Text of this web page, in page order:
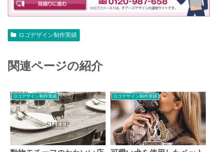
ロゴデザイン制作実績
関連ページの紹介
ロゴデザイン制作実績 ロゴデザイン制作実績